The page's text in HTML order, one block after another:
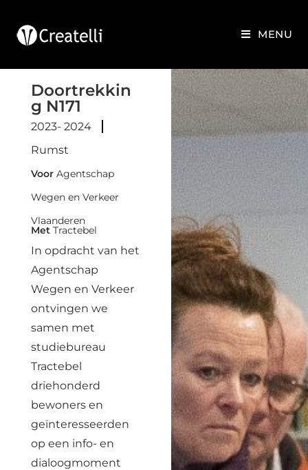
MENU
Doortrekkin
g N171
2023- 2024
Rumst
Voor Agentschap
Wegen en Verkeer
Vlaanderen
Met Tractebel
In opdracht van het
Agentschap
Wegen en Verkeer
ontvingen we
samen met
studiebureau
Tractebel
driehonderd
bewoners en
geïnteresseerden
op een info- en
dialoogmoment